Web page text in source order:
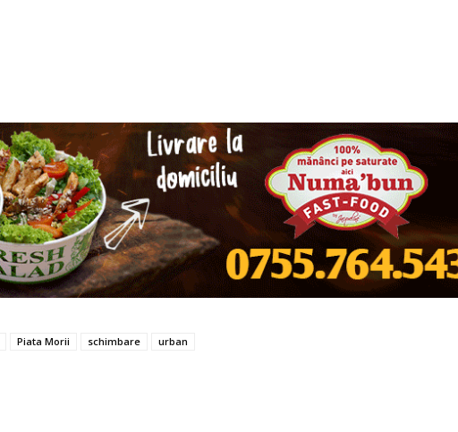
Piata Morii schimbare urban